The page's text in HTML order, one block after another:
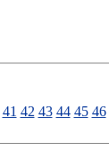
41 42 43 44 45 46